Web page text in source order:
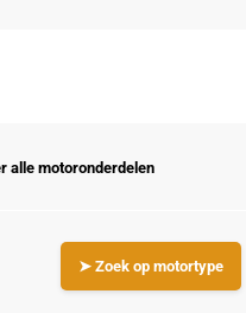
alle motoronderdelen
➤ Zoek op motortype